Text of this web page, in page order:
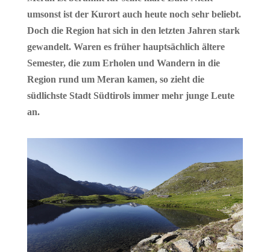
umsonst ist der Kurort auch heute noch sehr beliebt.
Doch die Region hat sich in den letzten Jahren stark
gewandelt. Waren es früher hauptsächlich ältere
Semester, die zum Erholen und Wandern in die
Region rund um Meran kamen, so zieht die
südlichste Stadt Südtirols immer mehr junge Leute
an.